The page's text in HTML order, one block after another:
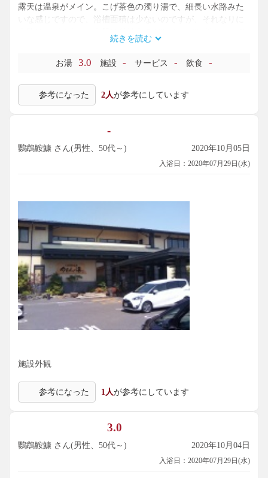
露天は温泉がメイン。こげ茶色の濁り湯で、細長い水路みた
いな感じですので、浴槽面積は少ないのですが、それなりに
いますが、「本当に単純泉?」というくらいに濁っています。
43℃くらいで塩素臭少な目。浴感は特になしです。泡が一杯
浮かんでいました。あと、打たせ湯もありました。これ、結
温泉らしさはきっちり出ていまして、好みのところです。こ
こは、再入浴システムがないので、長居できないのが残念。
は休憩処とお風呂の往復が何度でもできるようになるとあり
がたいですね。ご一考いただければと。
続きを読む
お湯 3.0 施設 - サービス - 飲食 -
参考になった 2人が参考にしています
-
鸚鵡鮟鱇 さん(男性、50代～) 2020年10月05日
入浴日：2020年07月29日(水)
施設外観
参考になった 1人が参考にしています
3.0
鸚鵡鮟鱇 さん(男性、50代～) 2020年10月04日
入浴日：2020年07月29日(水)